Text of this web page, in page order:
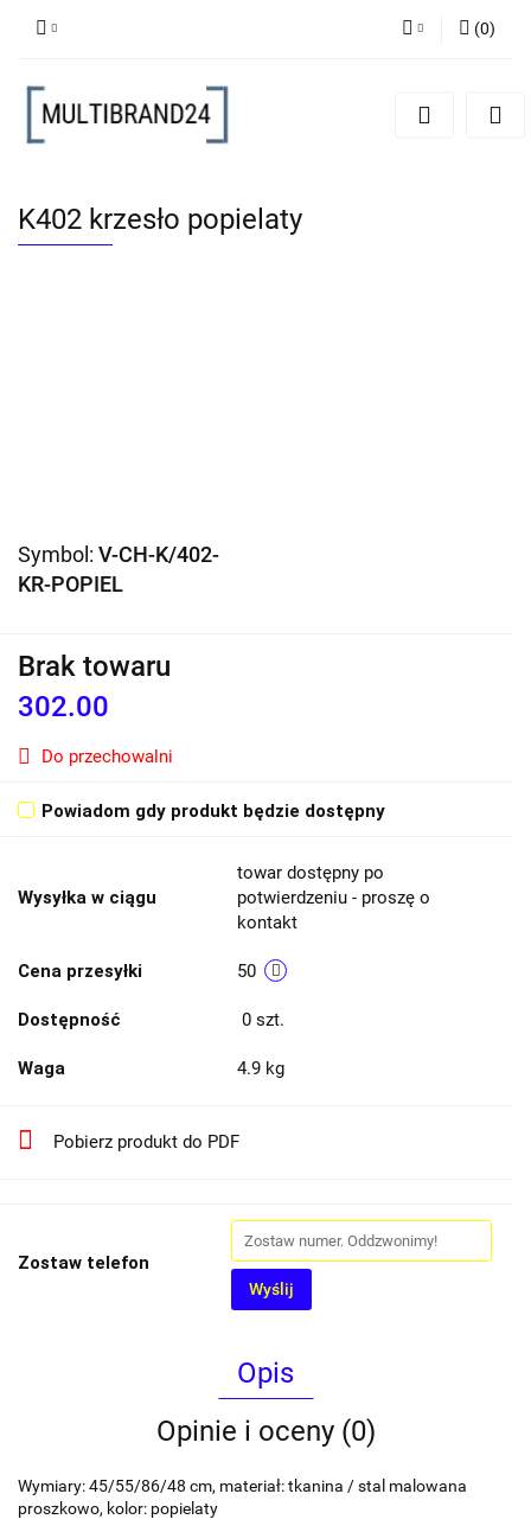
Zarejestruj się
(0)
K402 krzesło popielaty
Symbol: V-CH-K/402-
KR-POPIEL
Brak towaru
302.00
Do przechowalni
Powiadom gdy produkt będzie dostępny
Wysyłka w ciągu
towar dostępny po
potwierdzeniu - proszę o
kontakt
Cena przesyłki 50
Dostępność 0 szt.
Waga 4.9 kg
Pobierz produkt do PDF
Zostaw telefon
Wyślij
Opis
Opinie i oceny (0)
Wymiary: 45/55/86/48 cm, materiał: tkanina / stal malowana
proszkowo, kolor: popielaty